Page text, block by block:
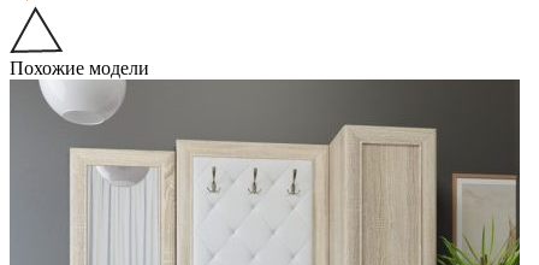
Похожие модели